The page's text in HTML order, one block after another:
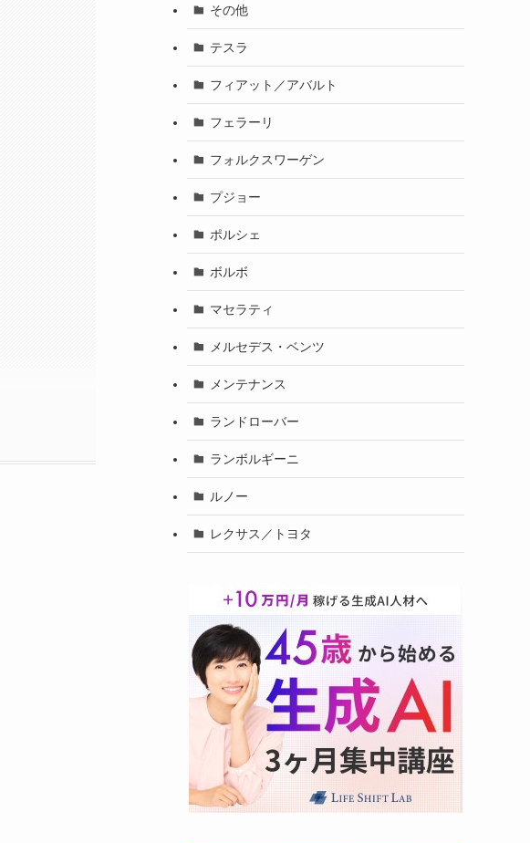
その他
テスラ
フィアット／アバルト
フェラーリ
フォルクスワーゲン
プジョー
ポルシェ
ボルボ
マセラティ
メルセデス・ベンツ
メンテナンス
ランドローバー
ランボルギーニ
ルノー
レクサス／トヨタ